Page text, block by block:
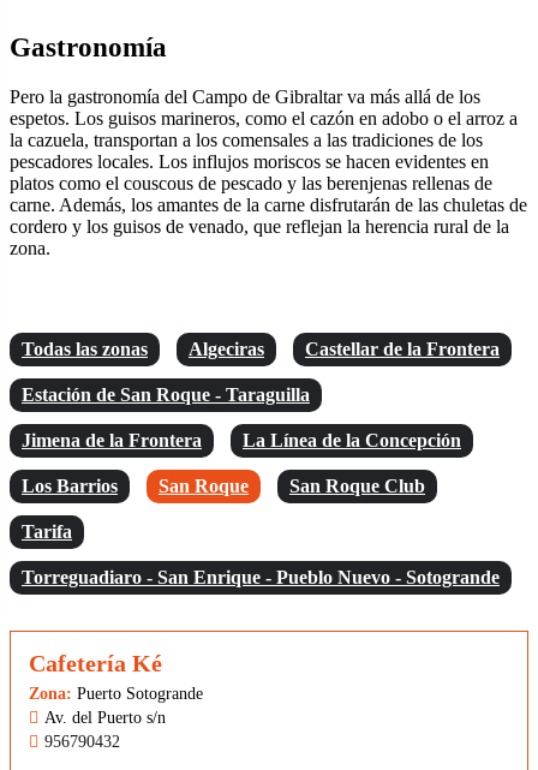
Gastronomía
Pero la gastronomía del Campo de Gibraltar va más allá de los
espetos. Los guisos marineros, como el cazón en adobo o el arroz a
la cazuela, transportan a los comensales a las tradiciones de los
pescadores locales. Los influjos moriscos se hacen evidentes en
platos como el couscous de pescado y las berenjenas rellenas de
carne. Además, los amantes de la carne disfrutarán de las chuletas de
cordero y los guisos de venado, que reflejan la herencia rural de la
zona.
Todas las zonas Algeciras Castellar de la Frontera
Estación de San Roque - Taraguilla
Jimena de la Frontera La Línea de la Concepción
Los Barrios San Roque San Roque Club
Tarifa
Torreguadiaro - San Enrique - Pueblo Nuevo - Sotogrande
Cafetería Ké
Zona: Puerto Sotogrande
Av. del Puerto s/n
956790432